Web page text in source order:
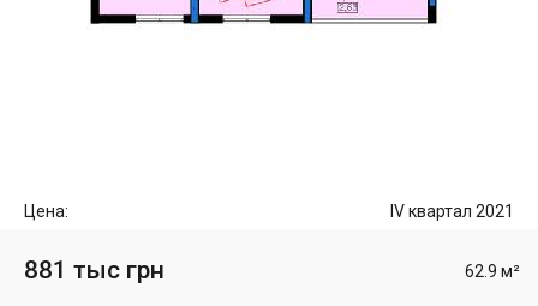
Цена: IV квартал 2021
881 тыс грн 62.9 м²